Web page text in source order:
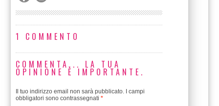
1 COMMENTO
COMMENTA... LA TUA
OPINIONE È IMPORTANTE.
Il tuo indirizzo email non sarà pubblicato. I campi
obbligatori sono contrassegnati*